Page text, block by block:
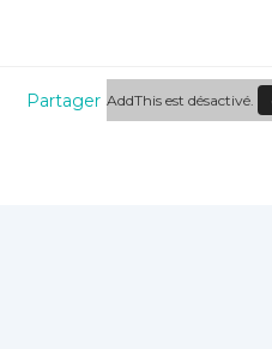
Partager AddThis est désactivé.